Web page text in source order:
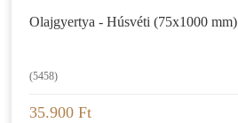
Olajgyertya - Húsvéti (75x1000 mm)
(5458)
35.900 Ft